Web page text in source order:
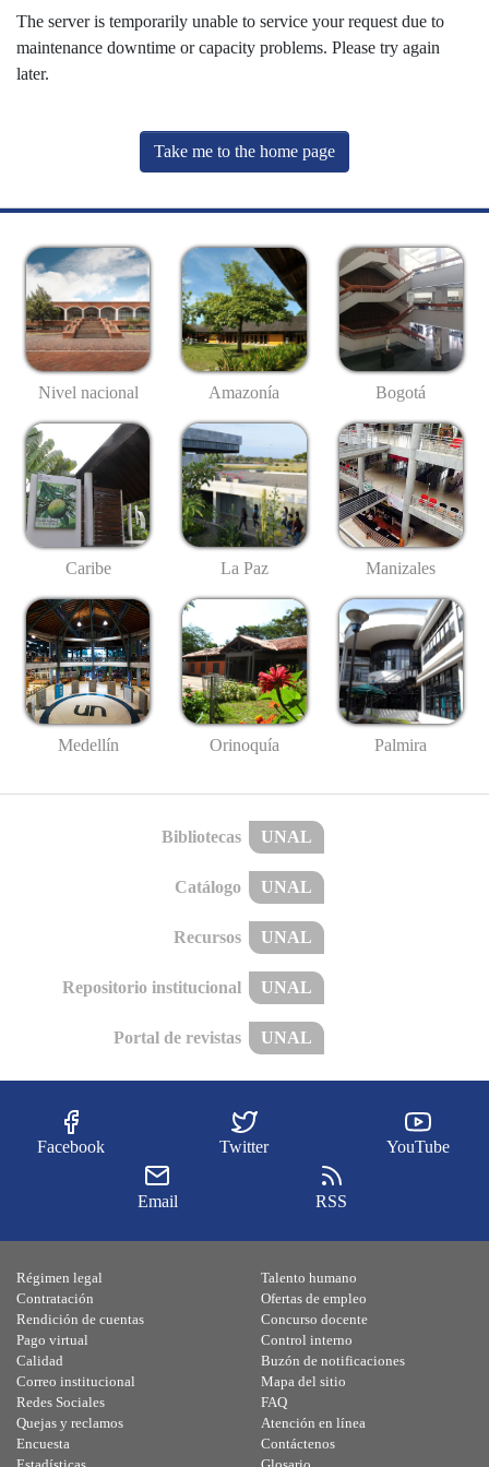
The server is temporarily unable to service your request due to
maintenance downtime or capacity problems. Please try again
later.
Take me to the home page
Nivel nacional Amazonía Bogotá
Caribe La Paz Manizales
Medellín Orinoquía Palmira
Bibliotecas UNAL
Catálogo UNAL
Recursos UNAL
Repositorio institucional UNAL
Portal de revistas UNAL
Facebook Twitter YouTube
Email RSS
Régimen legal
Contratación
Rendición de cuentas
Pago virtual
Calidad
Talento humano
Ofertas de empleo
Concurso docente
Control interno
Buzón de notificaciones
Correo institucional
Redes Sociales
Quejas y reclamos
Encuesta
Mapa del sitio
FAQ
Atención en línea
Contáctenos